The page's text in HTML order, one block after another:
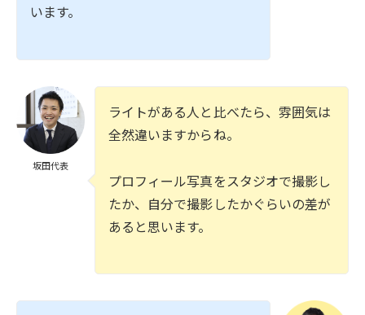
います。
坂田代表
ライトがある人と比べたら、雰囲気は
全然違いますからね。
プロフィール写真をスタジオで撮影し
たか、自分で撮影したかぐらいの差が
あると思います。